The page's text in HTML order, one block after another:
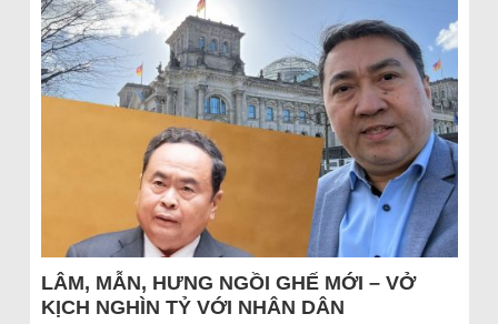
LÂM, MẪN, HƯNG NGỒI GHẾ MỚI – VỞ
KỊCH NGHÌN TỶ VỚI NHÂN DÂN